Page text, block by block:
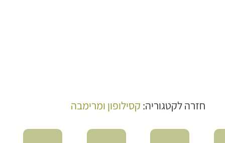
חזרה לקטגוריה: קסילופון ומרימבה